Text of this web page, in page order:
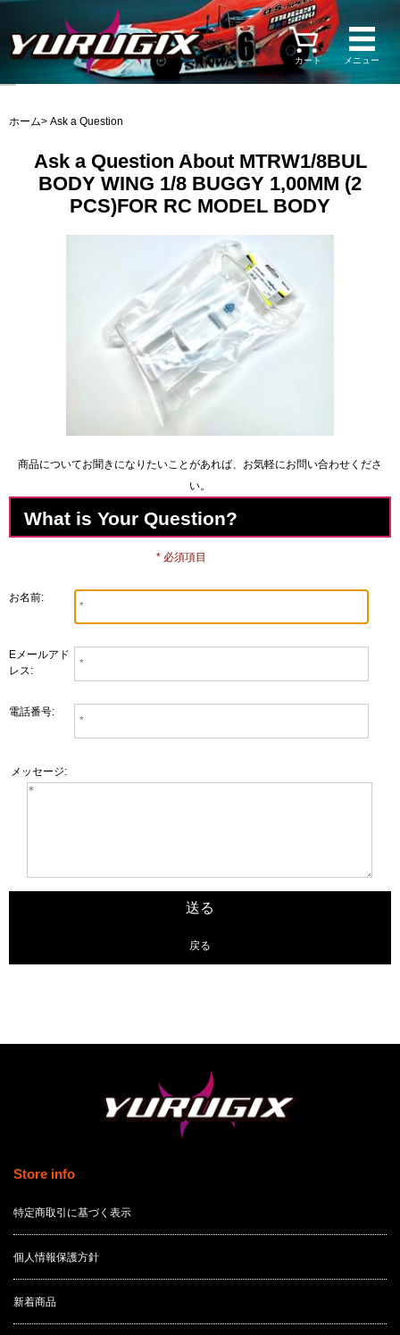
カート メニュー
ホーム> Ask a Question
Ask a Question About MTRW1/8BUL
BODY WING 1/8 BUGGY 1,00MM (2
PCS)FOR RC MODEL BODY
商品についてお聞きになりたいことがあれば、お気軽にお問い合わせくださ
い。
What is Your Question?
* 必須項目
お名前:
Eメールアド
レス:
電話番号:
メッセージ:
戻る
Store info
特定商取引に基づく表示
個人情報保護方針
新着商品